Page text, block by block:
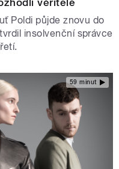
Poldi půjde znovu do
insolvenční správce
59 minut